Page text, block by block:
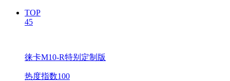
TOP
45
徕卡M10-R特别定制版
热度指数100